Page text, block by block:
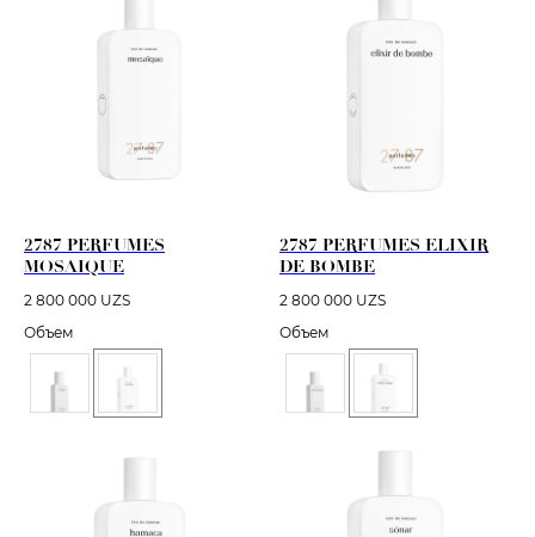
2787 PERFUMES
MOSAIQUE
2 800 000 UZS
Объем
2787 PERFUMES ELIXIR
DE BOMBE
2 800 000 UZS
Объем